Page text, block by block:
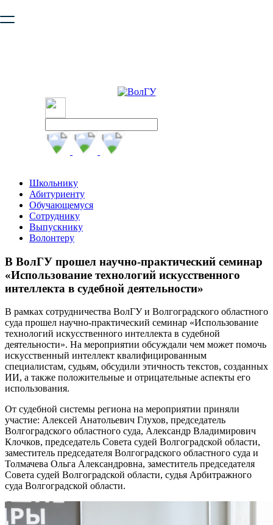
безопасную работу с сайтом. Пожалуйста
Школьнику
Абитуриенту
Обучающемуся
Сотруднику
Выпускнику
Волонтеру
В ВолГУ прошел научно-практический семинар
«Использование технологий искусственного
интеллекта в судебной деятельности»
В рамках сотрудничества ВолГУ и Волгоградского областного
суда прошел научно-практический семинар «Использование
технологий искусственного интеллекта в судебной
деятельности». На мероприятии обсуждали чем может помочь
искусственный интеллект квалифицированным
специалистам, судьям, обсудили этичность текстов, созданных
ИИ, а также положительные и отрицательные аспекты его
использования.
От судебной системы региона на мероприятии приняли
участие: Алексей Анатольевич Глухов, председатель
Волгоградского областного суда, Александр Владимирович
Клочков, председатель Совета судей Волгоградской области,
заместитель председателя Волгоградского областного суда и
Толмачева Ольга Александровна, заместитель председателя
Совета судей Волгоградской области, судья Арбитражного
суда Волгоградской области.